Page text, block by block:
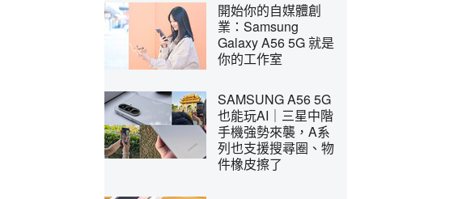
開始你的自媒體創
業：Samsung
Galaxy A56 5G 就是
你的工作室
SAMSUNG A56 5G
也能玩AI｜三星中階
手機強勢來襲，A系
列也支援搜尋圈、物
件橡皮擦了